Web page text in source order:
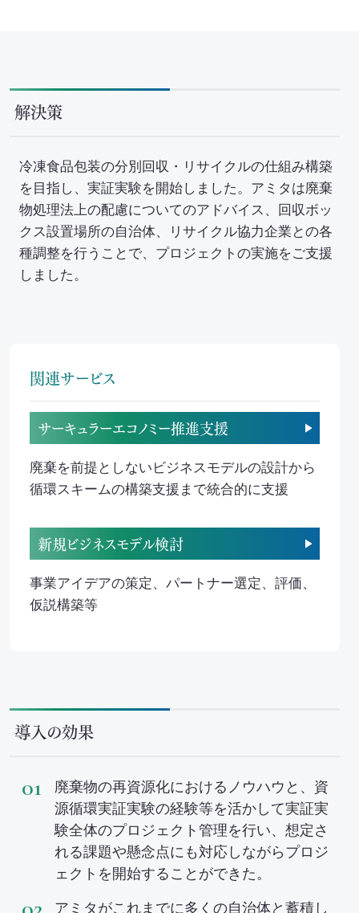
Mission
お知らせ
セミナー・イベント
会社概要
解決策
冷凍食品包装の分別回収・リサイクルの仕組み構築
を目指し、実証実験を開始しました。アミタは廃棄
物処理法上の配慮についてのアドバイス、回収ボッ
クス設置場所の自治体、リサイクル協力企業との各
種調整を行うことで、プロジェクトの実施をご支援
しました。
関連サービス
サーキュラーエコノミー推進支援
廃棄を前提としないビジネスモデルの設計から
循環スキームの構築支援まで統合的に支援
新規ビジネスモデル検討
事業アイデアの策定、パートナー選定、評価、
仮説構築等
導入の効果
廃棄物の再資源化におけるノウハウと、資
源循環実証実験の経験等を活かして実証実
験全体のプロジェクト管理を行い、想定さ
れる課題や懸念点にも対応しながらプロジ
ェクトを開始することができた。
アミタがこれまでに多くの自治体と蓄積し